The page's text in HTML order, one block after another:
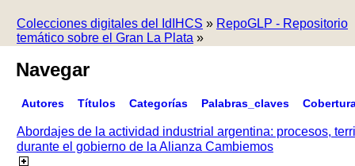
Colecciones digitales del IdIHCS » RepoGLP - Repositorio
temático sobre el Gran La Plata »
Navegar
Autores Títulos Categorías Palabras_claves
Abordajes de la actividad industrial argentina: procesos,
durante el gobierno de la Alianza Cambiemos